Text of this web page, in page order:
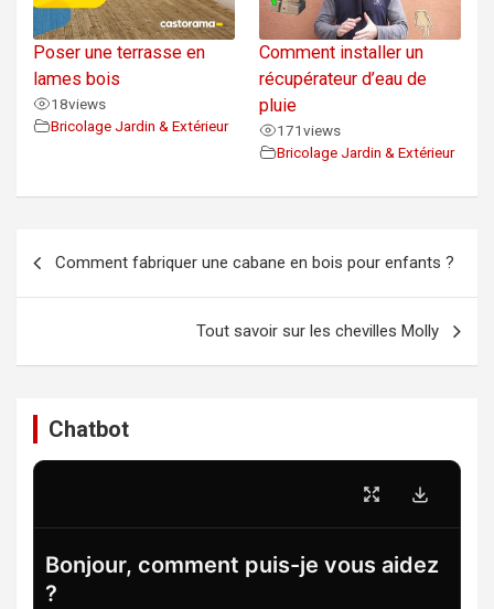
Poser une terrasse en
lames bois
18views
Bricolage Jardin & Extérieur
Comment installer un
récupérateur d’eau de
pluie
171views
Bricolage Jardin & Extérieur
Comment fabriquer une cabane en bois pour enfants ?
Tout savoir sur les chevilles Molly
Chatbot
Bonjour, comment puis-je vous aidez
?